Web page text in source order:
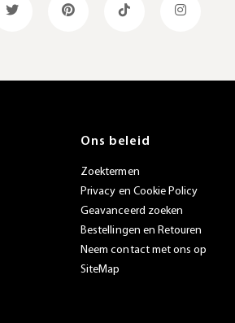
Ons beleid
Zoektermen
Privacy en Cookie Policy
Geavanceerd zoeken
Bestellingen en Retouren
Neem contact met ons op
SiteMap